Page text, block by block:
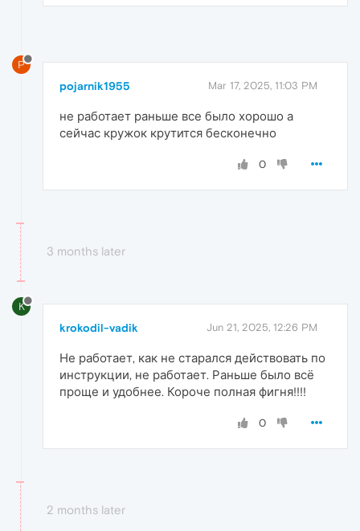
P
pojarnik1955 Mar 17, 2025, 11:03 PM
не работает раньше все было хорошо а
сейчас кружок крутится бесконечно
0
3 months later
K
krokodil-vadik Jun 21, 2025, 12:26 PM
Не работает, как не старался действовать по
инструкции, не работает. Раньше было всё
проще и удобнее. Короче полная фигня!!!!
0
2 months later